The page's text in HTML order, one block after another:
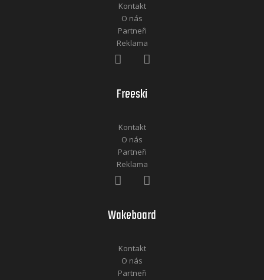
Kontakt
O nás
Partneři
Reklama
Freeski
Kontakt
O nás
Partneři
Reklama
Wakeboard
Kontakt
O nás
Partneři